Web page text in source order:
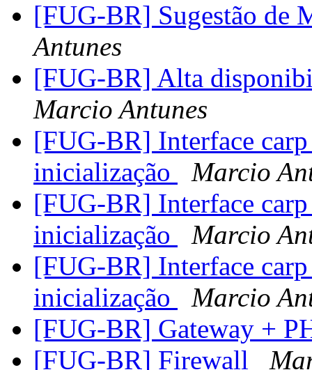
[FUG-BR] Sugestão de
Antunes
[FUG-BR] Alta
Marcio Antunes
[FUG-BR] Interface
inicialização
Marcio
[FUG-BR] Interface
inicialização
Marcio
[FUG-BR] Interface
inicialização
Marcio
[FUG-BR] Gateway +
[FUG-BR] Firewall